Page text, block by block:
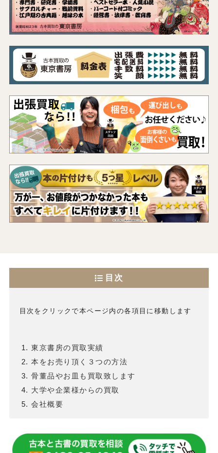
目次
目次をクリックで本ページ内の各項目に移動します
東京書房の買取実績
本をお売り頂く３つの方法
骨董品やお皿も買取致します
大学や企業様からの買取
会社概要